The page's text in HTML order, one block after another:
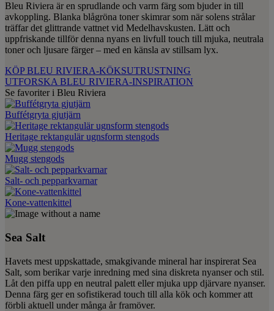
Bleu Riviera är en sprudlande och varm färg som bjuder in till
avkoppling. Blanka blågröna toner skimrar som när solens strålar
träffar det glittrande vattnet vid Medelhavskusten. Lätt och
uppfriskande tillför denna nyans en livfull touch till mjuka, neutrala
toner och ljusare färger – med en känsla av stillsam lyx.
KÖP BLEU RIVIERA-KÖKSUTRUSTNING
UTFORSKA BLEU RIVIERA-INSPIRATION
Se favoriter i Bleu Riviera
Buffétgryta gjutjärn
Heritage rektangulär ugnsform stengods
Mugg stengods
Salt- och pepparkvarnar
Kone-vattenkittel
Sea Salt
Havets mest uppskattade, smakgivande mineral har inspirerat Sea
Salt, som berikar varje inredning med sina diskreta nyanser och stil.
Låt den piffa upp en neutral palett eller mjuka upp djärvare nyanser.
Denna färg ger en sofistikerad touch till alla kök och kommer att
förbli aktuell under många år framöver.